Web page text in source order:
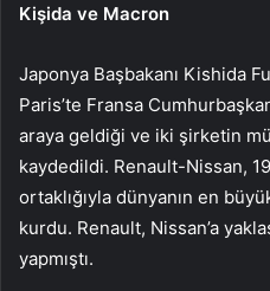
Kişida ve Macron
Japonya Başbakanı Kishida
Paris’te Fransa
araya geldiği ve iki şirketin
kaydedildi. Renault-Nissan,
ortaklığıyla dünyanın en
kurdu. Renault, Nissan’a
yapmıştı.